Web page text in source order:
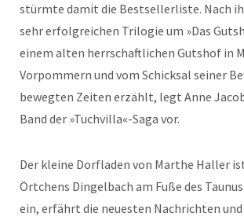
stürmte damit die Bestsellerliste. Nach
sehr erfolgreichen Trilogie um »Das
einem alten herrschaftlichen Gutshof in
Vorpommern und vom Schicksal seiner
bewegten Zeiten erzählt, legt Anne
Band der »Tuchvilla«-Saga vor.
Der kleine Dorfladen von Marthe Haller
Örtchens Dingelbach am Fuße des
ein, erfährt die neuesten Nachrichten